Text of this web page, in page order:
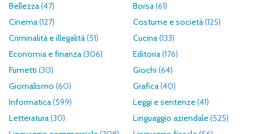
Bellezza(47) Borsa(61)
Cinema(127) Costume e società(125)
Criminalità e illegalità(51) Cucina(133)
Economia e finanza(306) Editoria(176)
Fumetti (30) Giochi (64)
Giornalismo (60) Grafica(40)
Informatica(599) Leggi e sentenze(41)
Letteratura(30) Linguaggio aziendale(525)